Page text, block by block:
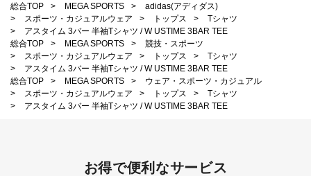
総合TOP > MEGA SPORTS >
adidas(アディダス)
>
スポーツ・カジュアルウェア > トップス >
Tシャツ
>
アスタイム 3バー 半袖Tシャツ / W USTIME 3BAR TEE
総合TOP
> MEGA SPORTS >
競技・スポーツ
>
スポーツ・カジュアルウェア > トップス >
Tシャツ
>
アスタイム 3バー 半袖Tシャツ / W USTIME 3BAR TEE
総合TOP
> MEGA SPORTS >
ウェア・スポーツ・カジュアル
>
スポーツ・カジュアルウェア > トップス >
Tシャツ
>
アスタイム 3バー 半袖Tシャツ / W USTIME 3BAR TEE
お得で便利なサービス